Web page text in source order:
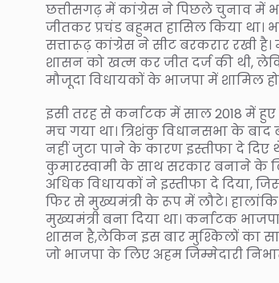
छत्तीसगढ़ में कांग्रेस ने पिछले चुनाव में
जीतकर प्रचंड बहुमत हासिल किया था।
सत्तारूढ़ कांग्रेस ने सीट बरकरार रखी
शासन को खत्म कर जीत दर्ज की थी,
मौजूदा विधायकों के भाजपा में शामिल
इसी तरह से कर्नाटक में साल 2018 में
मच गया था। त्रिशंकु विधानसभा के
नहीं जुटा पाने के कारण इस्तीफा दे
कुमारस्वामी के साथ सरकार बनाने के
अधिक विधायकों ने इस्तीफा दे दिया,
फिर से मुख्यमंत्री के रूप में लौटे।
मुख्यमंत्री बना दिया था। कर्नाटक
शासन है,लेकिन इस बार मुश्किलों का
जो भाजपा के लिए अहम जिम्मेदारी